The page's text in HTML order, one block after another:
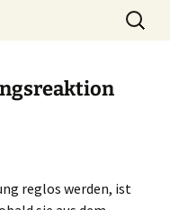
Suche
nach:
reglos werden, ist